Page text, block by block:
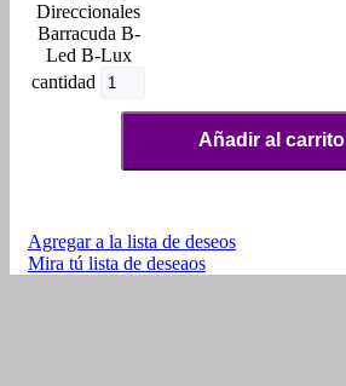
Direccionales
Barracuda B-
Led B-Lux
cantidad
Añadir al carrito
Agregar a la lista de deseos
Mira tú lista de deseaos